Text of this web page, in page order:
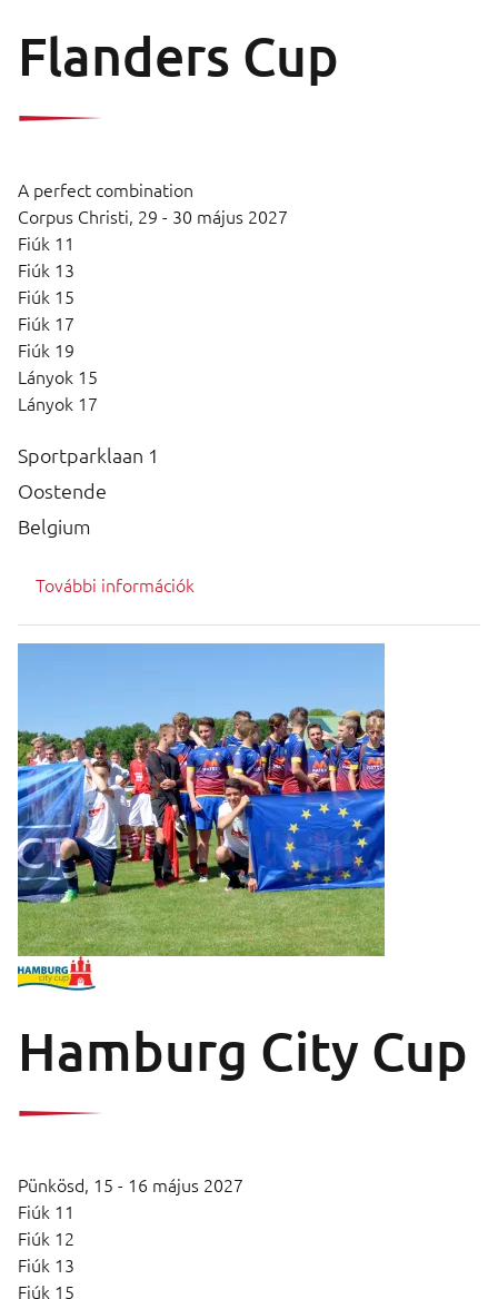
Flanders Cup
A perfect combination
Corpus Christi, 29 - 30 május 2027
Fiúk 11
Fiúk 13
Fiúk 15
Fiúk 17
Fiúk 19
Lányok 15
Lányok 17
Sportparklaan 1
Oostende
Belgium
További információk
Hamburg City Cup
Pünkösd, 15 - 16 május 2027
Fiúk 11
Fiúk 12
Fiúk 13
Fiúk 15